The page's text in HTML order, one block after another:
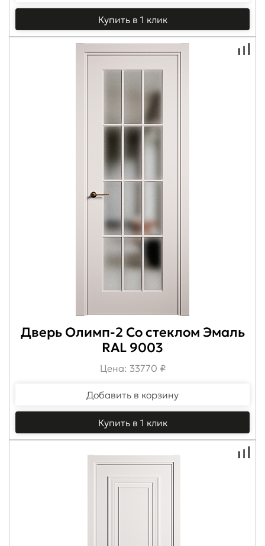
Купить в 1 клик
Дверь Олимп-2 Со стеклом Эмаль
RAL 9003
Цена: 33770 ₽
Добавить в корзину
Купить в 1 клик